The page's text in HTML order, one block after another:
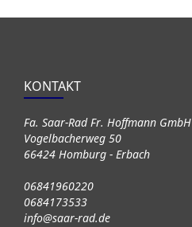
KONTAKT
Fa. Saar-Rad Fr. Hoffmann GmbH
Vogelbacherweg 50
66424 Homburg - Erbach
06841960220
0684173533
info@saar-rad.de